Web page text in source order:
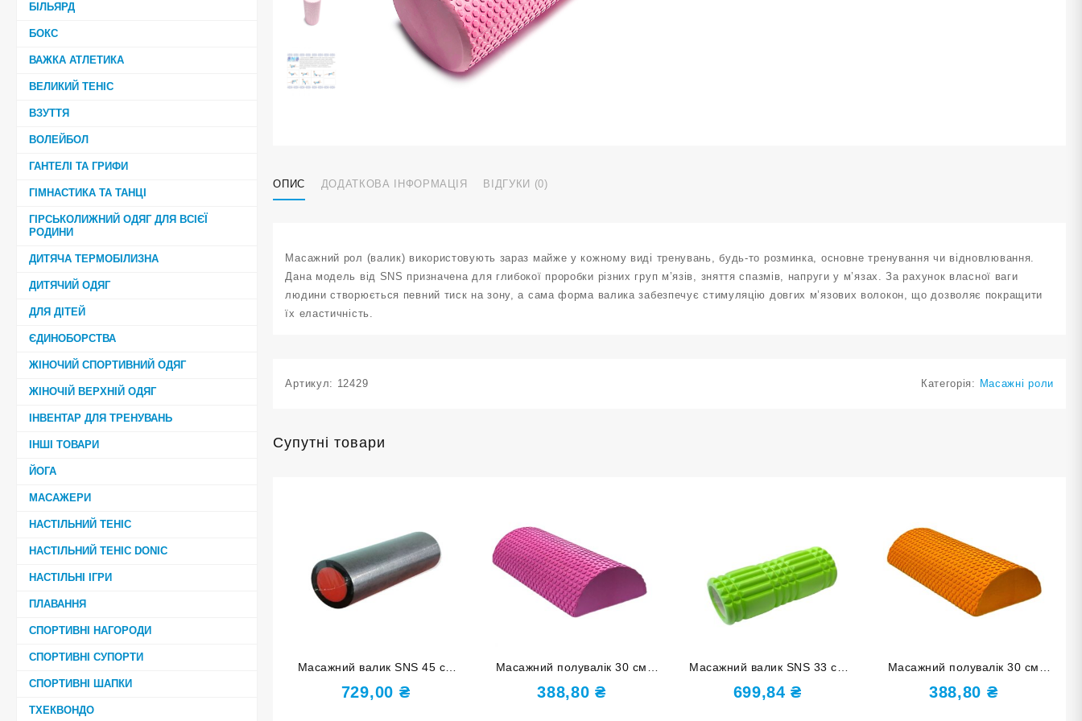
БІЛЬЯРД
БОКС
ВАЖКА АТЛЕТИКА
ВЕЛИКИЙ ТЕНІС
ВЗУТТЯ
ВОЛЕЙБОЛ
ГАНТЕЛІ ТА ГРИФИ
ГІМНАСТИКА ТА ТАНЦІ
ГІРСЬКОЛИЖНИЙ ОДЯГ ДЛЯ ВСІЄЇ
РОДИНИ
ДИТЯЧА ТЕРМОБІЛИЗНА
ДИТЯЧИЙ ОДЯГ
ДЛЯ ДІТЕЙ
ЄДИНОБОРСТВА
ЖІНОЧИЙ СПОРТИВНИЙ ОДЯГ
ЖІНОЧІЙ ВЕРХНІЙ ОДЯГ
ІНВЕНТАР ДЛЯ ТРЕНУВАНЬ
ІНШІ ТОВАРИ
ЙОГА
МАСАЖЕРИ
НАСТІЛЬНИЙ ТЕНІС
НАСТІЛЬНИЙ ТЕНІС DONIC
НАСТІЛЬНІ ІГРИ
ПЛАВАННЯ
СПОРТИВНІ НАГОРОДИ
СПОРТИВНІ СУПОРТИ
СПОРТИВНІ ШАПКИ
ТХЕКВОНДО
ОПИС ДОДАТКОВА ІНФОРМАЦІЯ ВІДГУКИ (0)
Масажний рол (валик) використовують зараз майже у кожному виді тренувань, будь-то розминка, основне тренування чи відновлювання.
Дана модель від SNS призначена для глибокої проробки різних груп м’язів, зняття спазмів, напруги у м’язах. За рахунок власної ваги
людини створюється певний тиск на зону, а сама форма валика забезпечує стимуляцію довгих м’язових волокон, що дозволяє покращити
їх еластичність.
Артикул: 12429 Категорія: Масажні роли
Супутні товари
Масажний валик SNS 45 см
EVASPP-45
729,00 ₴
Масажний полувалік 30 см
рожевий D-Р
388,80₴
Масажний валик SNS 33 см
зелений EVASX3-33-green
699,84₴
Масажний полувалік 30 см
оранжевий D-ОРН
388,80 ₴